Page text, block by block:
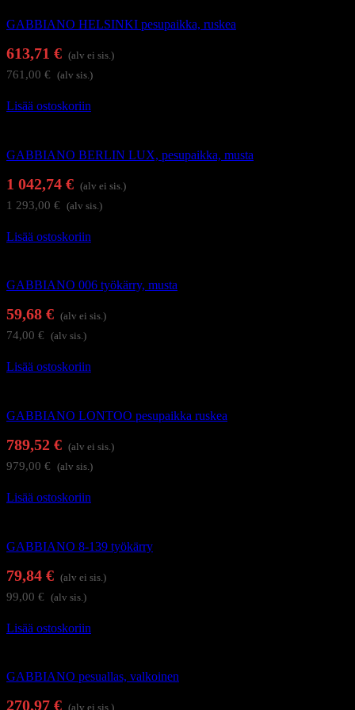
GABBIANO HELSINKI pesupaikka, ruskea
613,71 € (alv ei sis.)
761,00 € (alv sis.)
Lisää ostoskoriin
GABBIANO BERLIN LUX, pesupaikka, musta
1 042,74 € (alv ei sis.)
1 293,00 € (alv sis.)
Lisää ostoskoriin
GABBIANO 006 työkärry, musta
59,68 € (alv ei sis.)
74,00 € (alv sis.)
Lisää ostoskoriin
GABBIANO LONTOO pesupaikka ruskea
789,52 € (alv ei sis.)
979,00 € (alv sis.)
Lisää ostoskoriin
GABBIANO 8-139 työkärry
79,84 € (alv ei sis.)
99,00 € (alv sis.)
Lisää ostoskoriin
GABBIANO pesuallas, valkoinen
270,97 € (alv ei sis.)